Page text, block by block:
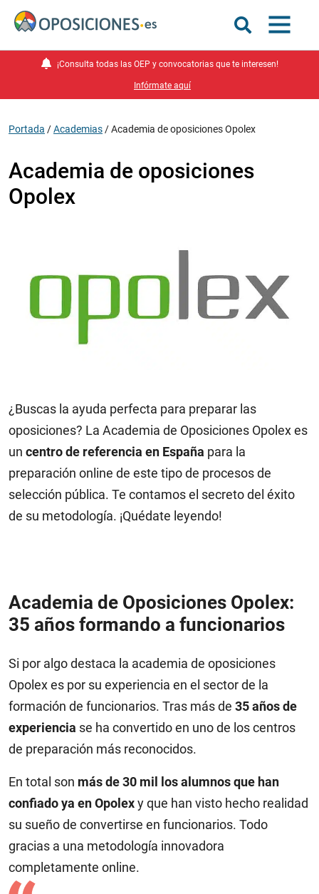
¡Consulta todas las OEP y convocatorias que te interesen!
Infórmate aquí
Portada /Academias /Academia de oposiciones Opolex
Academia de oposiciones
Opolex
¿Buscas la ayuda perfecta para preparar las
oposiciones? La Academia de Oposiciones Opolex es
un centro de referencia en España para la
preparación online de este tipo de procesos de
selección pública. Te contamos el secreto del éxito
de su metodología. ¡Quédate leyendo!
Academia de Oposiciones Opolex:
35 años formando a funcionarios
Si por algo destaca la academia de oposiciones
Opolex es por su experiencia en el sector de la
formación de funcionarios. Tras más de 35 años de
experiencia se ha convertido en uno de los centros
de preparación más reconocidos.
En total son más de 30 mil los alumnos que han
confiado ya en Opolexy que han visto hecho realidad
su sueño de convertirse en funcionarios. Todo
gracias a una metodología innovadora
completamente online.